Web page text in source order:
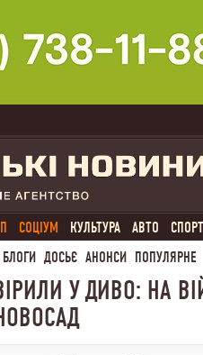
СОЦІУМ КУЛЬТУРА АВТО СПОРТ
БЛОГИ ДОСЬЄ АНОНСИ ПОПУЛЯРНЕ
У ДИВО: НА